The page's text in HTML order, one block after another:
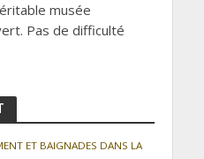
musée
Pas de difficulté
ET BAIGNADES DANS LA